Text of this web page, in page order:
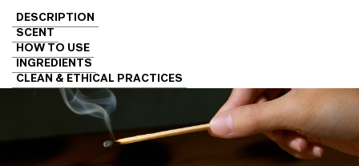
DESCRIPTION
SCENT
HOW TO USE
INGREDIENTS
CLEAN & ETHICAL PRACTICES